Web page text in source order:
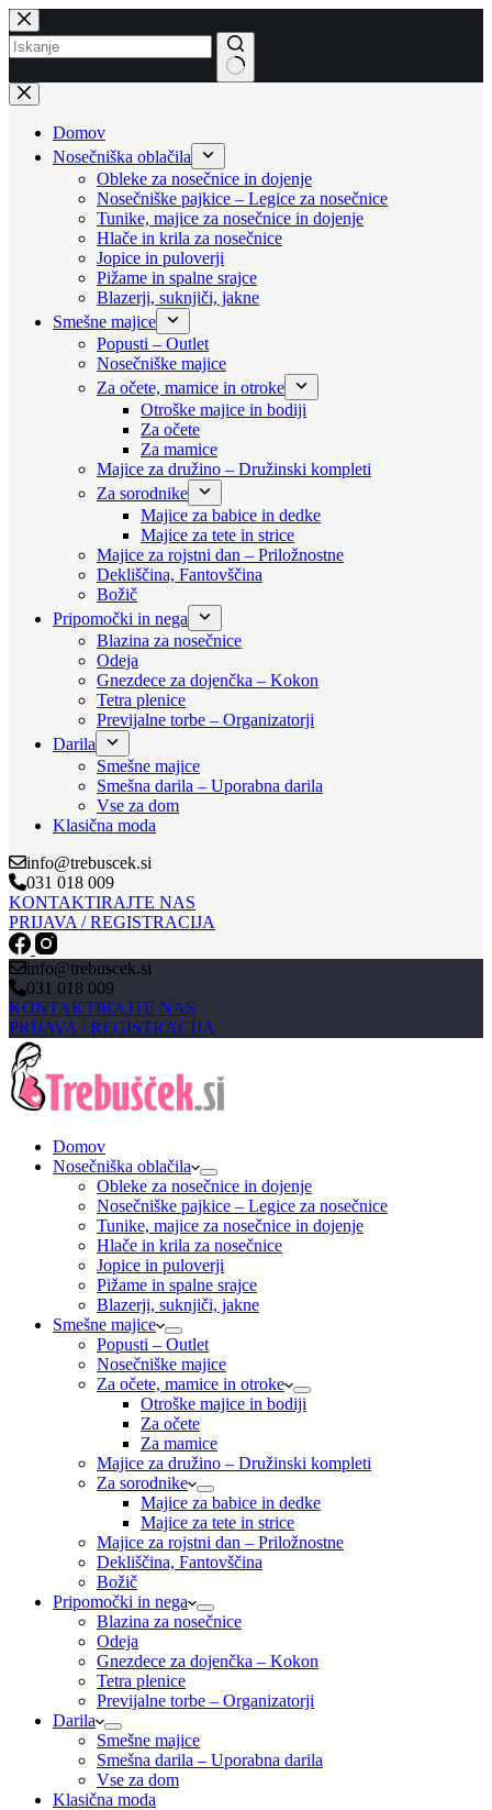
Skip
to
content
No
results
Domov
Nosečniška oblačila
Obleke za nosečnice in dojenje
Nosečniške pajkice – Legice za nosečnice
Tunike, majice za nosečnice in dojenje
Hlače in krila za nosečnice
Jopice in puloverji
Pižame in spalne srajce
Blazerji, suknjiči, jakne
Smešne majice
Popusti – Outlet
Nosečniške majice
Za očete, mamice in otroke
Otroške majice in bodiji
Za očete
Za mamice
Majice za družino – Družinski kompleti
Za sorodnike
Majice za babice in dedke
Majice za tete in strice
Majice za rojstni dan – Priložnostne
Dekliščina, Fantovščina
Božič
Pripomočki in nega
Blazina za nosečnice
Odeja
Gnezdece za dojenčka – Kokon
Tetra plenice
Previjalne torbe – Organizatorji
Darila
Smešne majice
Smešna darila – Uporabna darila
Vse za dom
Klasična moda
info@trebuscek.si
031 018 009
KONTAKTIRAJTE NAS
PRIJAVA / REGISTRACIJA
info@trebuscek.si
031 018 009
KONTAKTIRAJTE NAS
PRIJAVA / REGISTRACIJA
Domov
Nosečniška oblačila
Obleke za nosečnice in dojenje
Nosečniške pajkice – Legice za nosečnice
Tunike, majice za nosečnice in dojenje
Hlače in krila za nosečnice
Jopice in puloverji
Pižame in spalne srajce
Blazerji, suknjiči, jakne
Smešne majice
Popusti – Outlet
Nosečniške majice
Za očete, mamice in otroke
Otroške majice in bodiji
Za očete
Za mamice
Majice za družino – Družinski kompleti
Za sorodnike
Majice za babice in dedke
Majice za tete in strice
Majice za rojstni dan – Priložnostne
Dekliščina, Fantovščina
Božič
Pripomočki in nega
Blazina za nosečnice
Odeja
Gnezdece za dojenčka – Kokon
Tetra plenice
Previjalne torbe – Organizatorji
Darila
Smešne majice
Smešna darila – Uporabna darila
Vse za dom
Klasična moda